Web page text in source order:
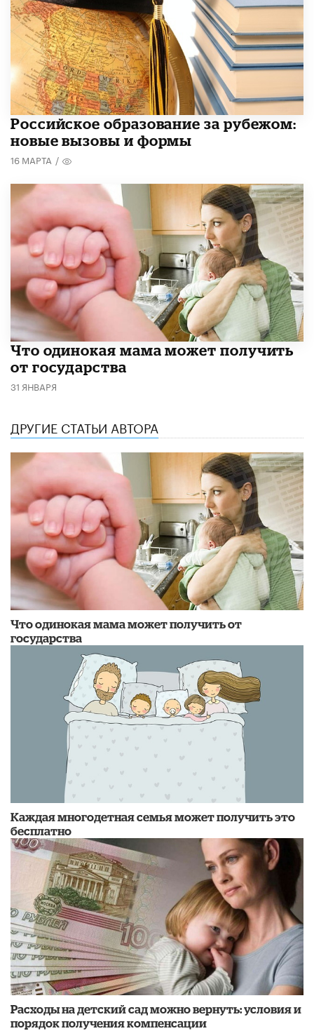
Российское образование за рубежом:
новые вызовы и формы
16 МАРТА /
Что одинокая мама может получить
от государства
31 ЯНВАРЯ
ДРУГИЕ СТАТЬИ АВТОРА
Что одинокая мама может получить от
государства
Каждая многодетная семья может получить это
бесплатно
Расходы на детский сад можно вернуть: условия и
порядок получения компенсации